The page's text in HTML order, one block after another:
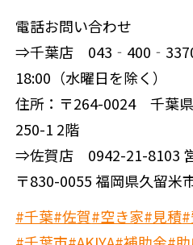
電話お問い合わせ
⇒千葉店 043‐400‐3370
18:00（水曜日を除く）
住所：〒264-0024 千葉
250-1 2階
⇒佐賀店 0942-21-8103
〒830-0055 福岡県久留米
#千葉#佐賀#空き家#見積